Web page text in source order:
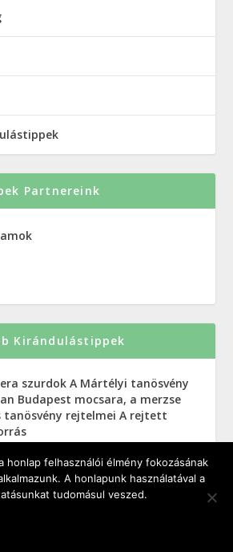
Partnereink
Kirándulástippek
szurdok A Mártélyi tanösvény
Budapest mocsara, a merzse
tanösvény rejtelmei A rejtett
honlap felhasználói élmény fokozásának
A honlapunk használatával a
tudomásul veszed.